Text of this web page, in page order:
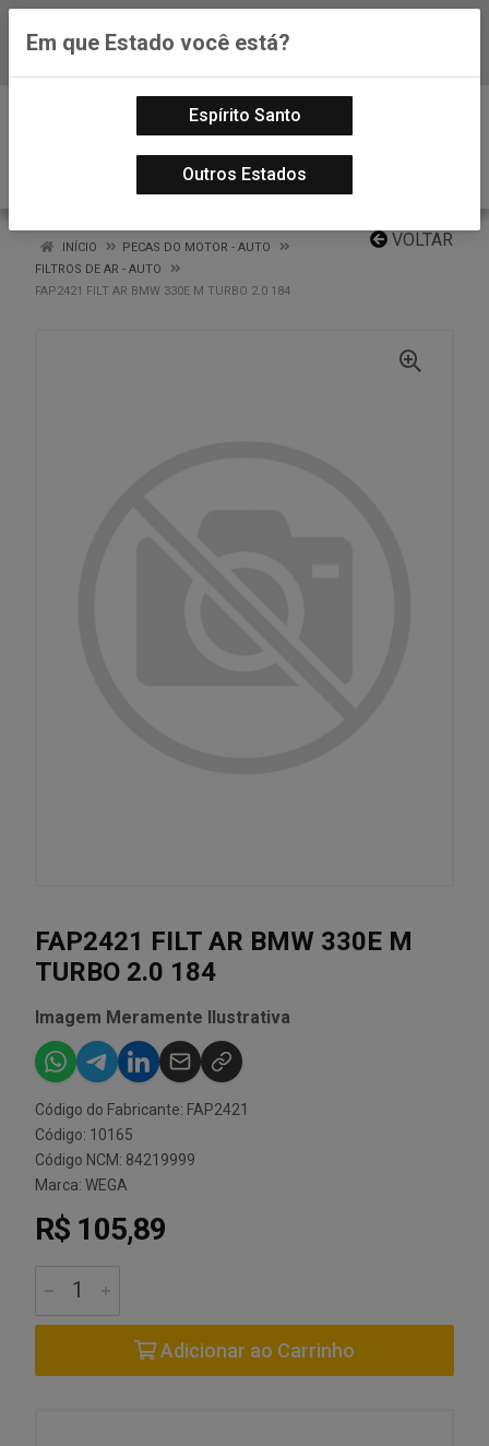
Baixe já nosso APP
VOLTAR
INÍCIO
PECAS DO MOTOR - AUTO
FILTROS DE AR - AUTO
FAP2421 FILT AR BMW 330E M TURBO 2.0 184
FAP2421 FILT AR BMW 330E M
TURBO 2.0 184
Imagem Meramente Ilustrativa
Código do Fabricante: FAP2421
Código: 10165
Código NCM: 84219999
Marca: WEGA
R$ 105,89
Adicionar ao Carrinho
Em que Estado você está?
Espírito Santo
Outros Estados